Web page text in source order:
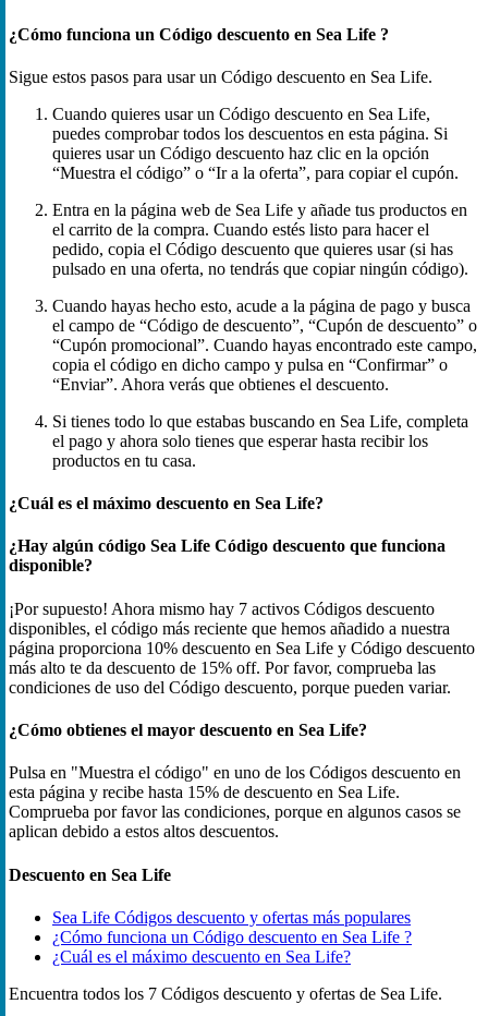
¿Cómo funciona un Código descuento en Sea Life ?
Sigue estos pasos para usar un Código descuento en Sea Life.
Cuando quieres usar un Código descuento en Sea Life,
puedes comprobar todos los descuentos en esta página. Si
quieres usar un Código descuento haz clic en la opción
“Muestra el código” o “Ir a la oferta”, para copiar el cupón.
Entra en la página web de Sea Life y añade tus productos en
el carrito de la compra. Cuando estés listo para hacer el
pedido, copia el Código descuento que quieres usar (si has
pulsado en una oferta, no tendrás que copiar ningún código).
Cuando hayas hecho esto, acude a la página de pago y busca
el campo de “Código de descuento”, “Cupón de descuento” o
“Cupón promocional”. Cuando hayas encontrado este campo,
copia el código en dicho campo y pulsa en “Confirmar” o
“Enviar”. Ahora verás que obtienes el descuento.
Si tienes todo lo que estabas buscando en Sea Life, completa
el pago y ahora solo tienes que esperar hasta recibir los
productos en tu casa.
¿Cuál es el máximo descuento en Sea Life?
¿Hay algún código Sea Life Código descuento que funciona
disponible?
¡Por supuesto! Ahora mismo hay 7 activos Códigos descuento
disponibles, el código más reciente que hemos añadido a nuestra
página proporciona 10% descuento en Sea Life y Código descuento
más alto te da descuento de 15% off. Por favor, comprueba las
condiciones de uso del Código descuento, porque pueden variar.
¿Cómo obtienes el mayor descuento en Sea Life?
Pulsa en "Muestra el código" en uno de los Códigos descuento en
esta página y recibe hasta 15% de descuento en Sea Life.
Comprueba por favor las condiciones, porque en algunos casos se
aplican debido a estos altos descuentos.
Descuento en Sea Life
Sea Life Códigos descuento y ofertas más populares
¿Cómo funciona un Código descuento en Sea Life ?
¿Cuál es el máximo descuento en Sea Life?
Encuentra todos los 7 Códigos descuento y ofertas de Sea Life.